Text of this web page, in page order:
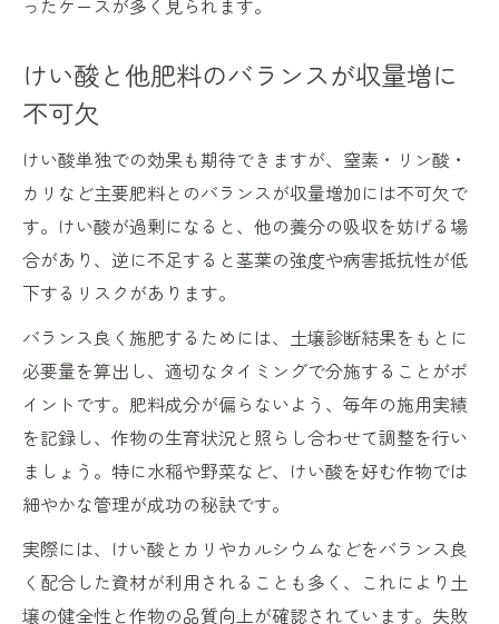
ったケースが多く見られます。
けい酸と他肥料のバランスが収量増に
不可欠
けい酸単独での効果も期待できますが、窒素・リン酸・
カリなど主要肥料とのバランスが収量増加には不可欠で
す。けい酸が過剰になると、他の養分の吸収を妨げる場
合があり、逆に不足すると茎葉の強度や病害抵抗性が低
下するリスクがあります。
バランス良く施肥するためには、土壌診断結果をもとに
必要量を算出し、適切なタイミングで分施することがポ
イントです。肥料成分が偏らないよう、毎年の施用実績
を記録し、作物の生育状況と照らし合わせて調整を行い
ましょう。特に水稲や野菜など、けい酸を好む作物では
細やかな管理が成功の秘訣です。
実際には、けい酸とカリやカルシウムなどをバランス良
く配合した資材が利用されることも多く、これにより土
壌の健全性と作物の品質向上が確認されています。失敗